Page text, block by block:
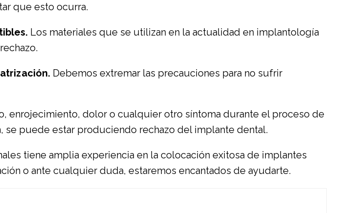
que esto ocurra.
Los materiales que se utilizan en la actualidad en implantología
Debemos extremar las precauciones para no sufrir
enrojecimiento, dolor o cualquier otro síntoma durante el proceso de
puede estar produciendo rechazo del implante dental.
tiene amplia experiencia en la colocación exitosa de implantes
o ante cualquier duda, estaremos encantados de ayudarte.